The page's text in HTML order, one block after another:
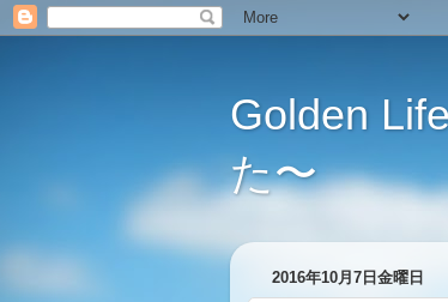
Golden
た〜
2016年10月7日金曜日